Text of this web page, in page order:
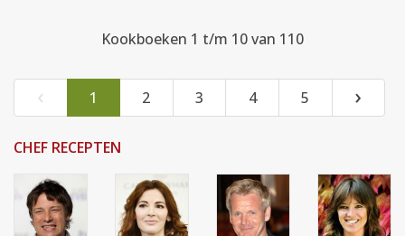
Kookboeken 1 t/m 10 van 110
‹ 1 2 3 4 5 ›
CHEF RECEPTEN